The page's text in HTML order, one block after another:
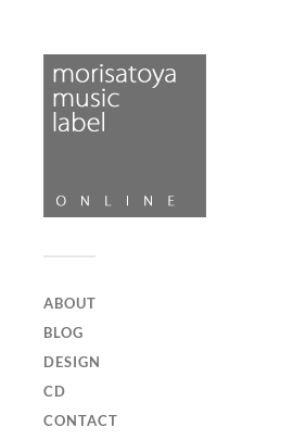
ABOUT
BLOG
DESIGN
CD
CONTACT